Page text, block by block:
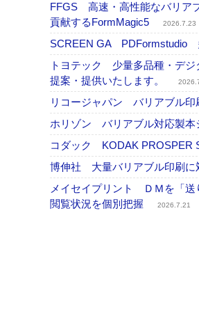
FFGS 高速・高性能なバリア
貢献するFormMagic5
2026.7.23
SCREEN GA PDFormstudio
トヨテック 少量多品種・デジ
提案・提供いたします。
リコージャパン バリアブル印
ホリゾン バリアブル対応製本
コダック KODAK PROSPER
博伸社 大量バリアブル印刷に
メイセイプリント ＤＭを「送
閲覧状況を個別把握
2026.7.21